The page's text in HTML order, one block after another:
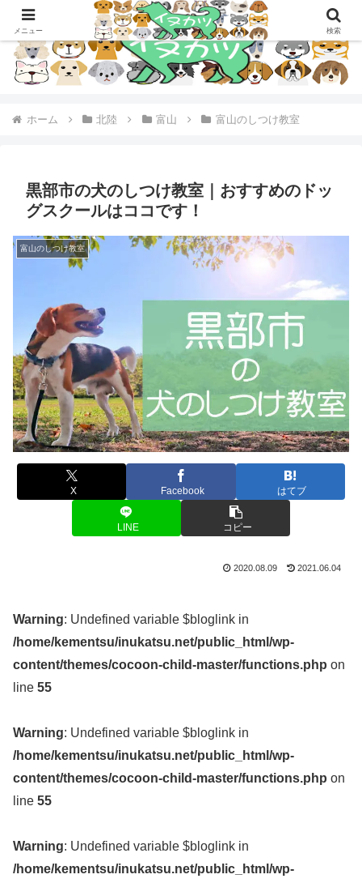
ホーム 北陸 富山 富山のしつけ教室
黒部市の犬のしつけ教室｜おすすめのドッ
グスクールはココです！
富山のしつけ教室
X Facebook はてブ
LINE コピー
2020.08.09 2021.06.04
Warning: Undefined variable $bloglink in
/home/kementsu/inukatsu.net/public_html/wp-
content/themes/cocoon-child-master/functions.php on
line 55
Warning: Undefined variable $bloglink in
/home/kementsu/inukatsu.net/public_html/wp-
content/themes/cocoon-child-master/functions.php on
line 55
Warning: Undefined variable $bloglink in
/home/kementsu/inukatsu.net/public_html/wp-
メニュー 検索